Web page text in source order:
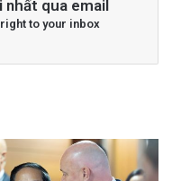
nhất qua email
to your inbox